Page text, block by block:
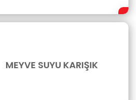
MEYVE SUYU KARIŞIK